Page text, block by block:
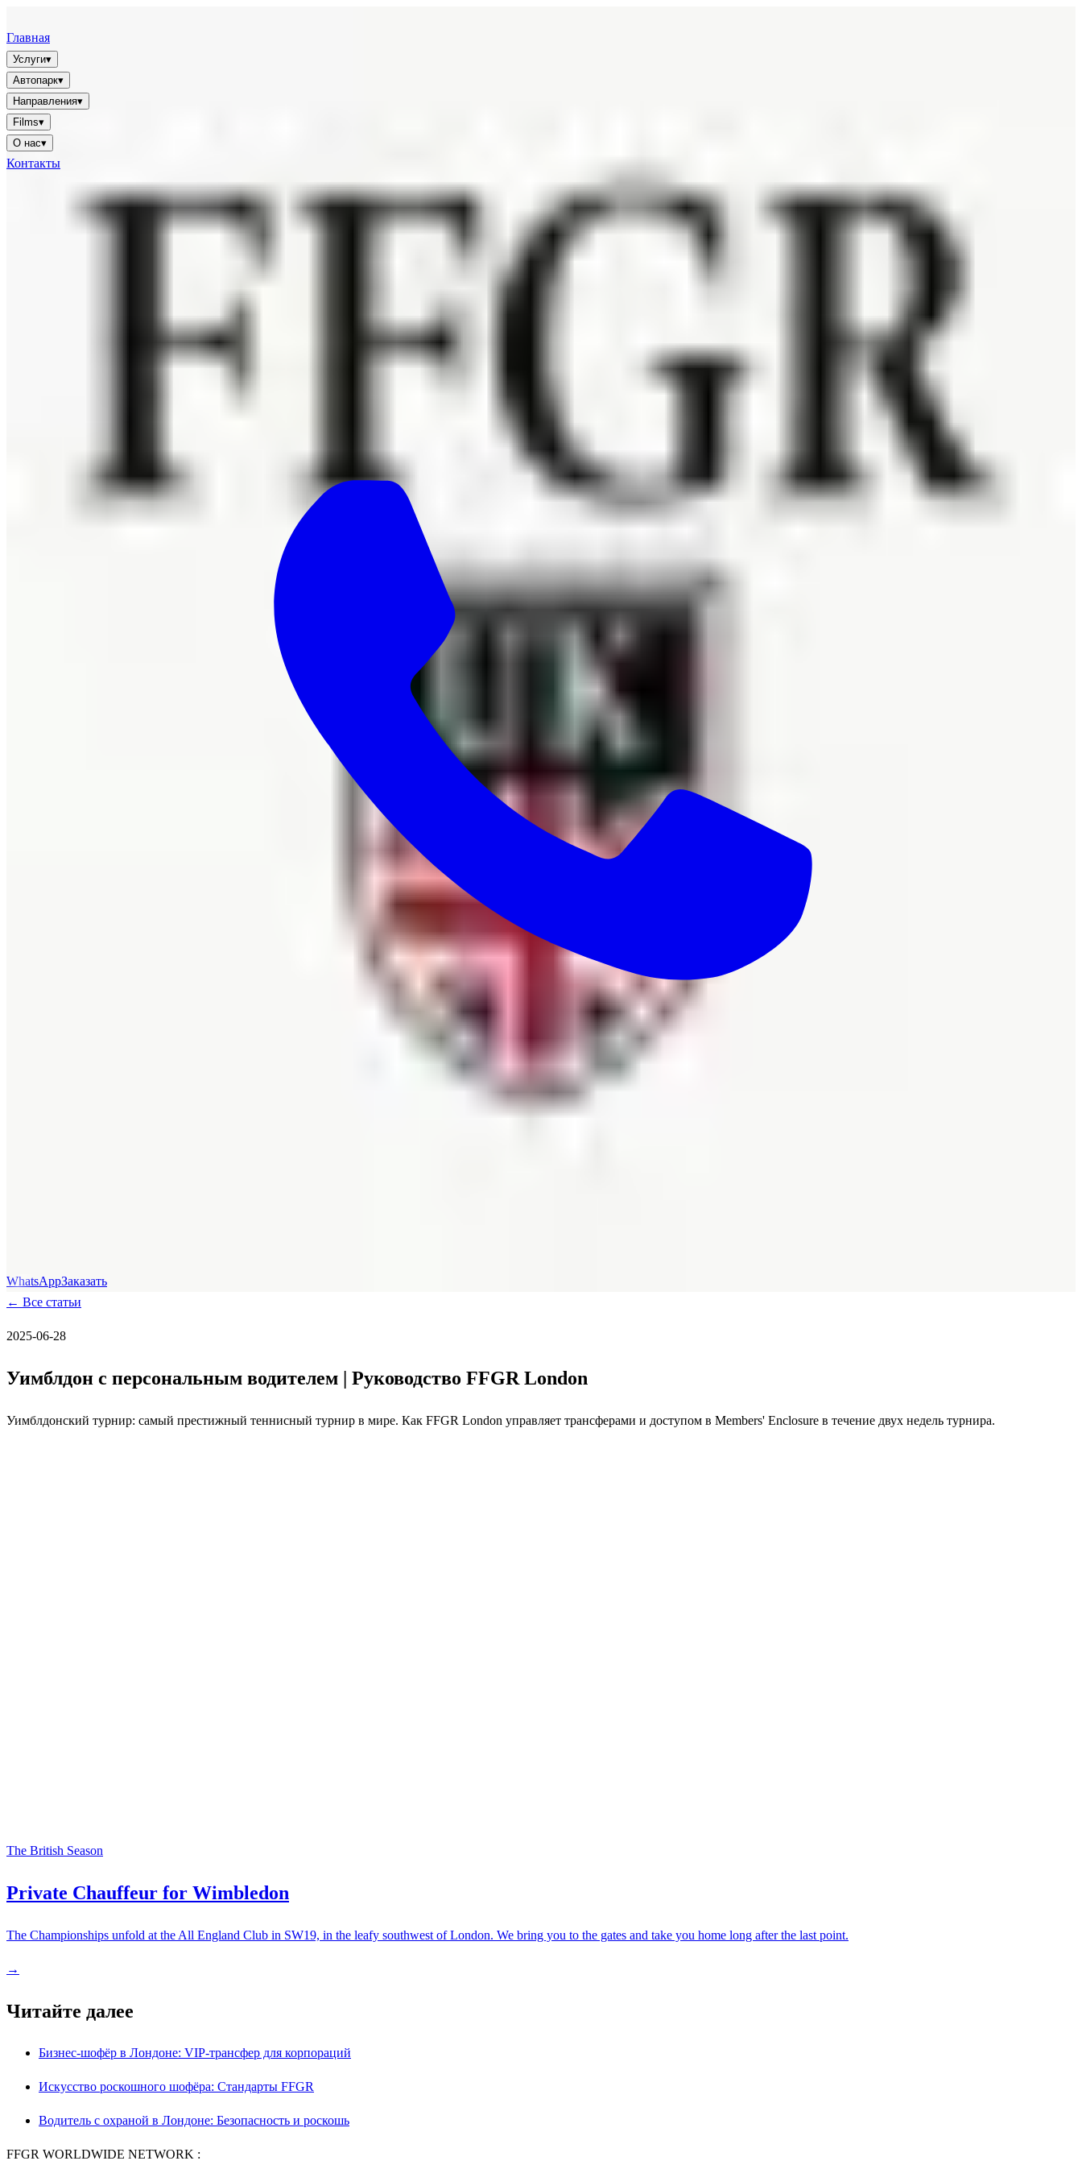
Главная
Услуги▾
Автопарк▾
Направления▾
Films▾
О нас▾
Контакты
WhatsAppЗаказать
← Все статьи
2025-06-28
Уимблдон с персональным водителем | Руководство FFGR London
Уимблдонский турнир: самый престижный теннисный турнир в мире. Как FFGR London управляет трансферами и доступом в Members' Enclosure в течение двух недель турнира.
The British Season
Private Chauffeur for Wimbledon
The Championships unfold at the All England Club in SW19, in the leafy southwest of London. We bring you to the gates and take you home long after the last point.
→
Читайте далее
Бизнес-шофёр в Лондоне: VIP-трансфер для корпораций
Искусство роскошного шофёра: Стандарты FFGR
Водитель с охраной в Лондоне: Безопасность и роскошь
FFGR WORLDWIDE NETWORK :